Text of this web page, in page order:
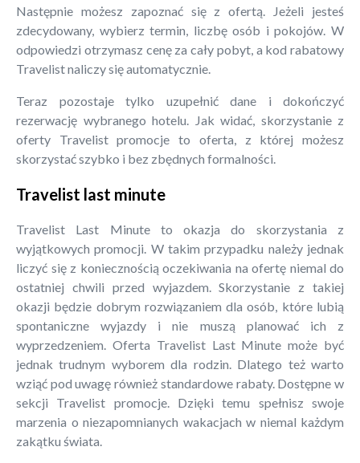
Następnie możesz zapoznać się z ofertą. Jeżeli jesteś
zdecydowany, wybierz termin, liczbę osób i pokojów. W
odpowiedzi otrzymasz cenę za cały pobyt, a kod rabatowy
Travelist naliczy się automatycznie.
Teraz pozostaje tylko uzupełnić dane i dokończyć
rezerwację wybranego hotelu. Jak widać, skorzystanie z
oferty Travelist promocje to oferta, z której możesz
skorzystać szybko i bez zbędnych formalności.
Travelist last minute
Travelist Last Minute to okazja do skorzystania z
wyjątkowych promocji. W takim przypadku należy jednak
liczyć się z koniecznością oczekiwania na ofertę niemal do
ostatniej chwili przed wyjazdem. Skorzystanie z takiej
okazji będzie dobrym rozwiązaniem dla osób, które lubią
spontaniczne wyjazdy i nie muszą planować ich z
wyprzedzeniem. Oferta Travelist Last Minute może być
jednak trudnym wyborem dla rodzin. Dlatego też warto
wziąć pod uwagę również standardowe rabaty. Dostępne w
sekcji Travelist promocje. Dzięki temu spełnisz swoje
marzenia o niezapomnianych wakacjach w niemal każdym
zakątku świata.